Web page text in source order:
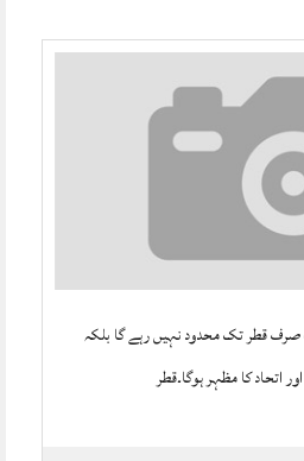
قطر تک محدود نہیں رہے گا بلکہ
اتحاد کا مظہر ہوگا۔قطر